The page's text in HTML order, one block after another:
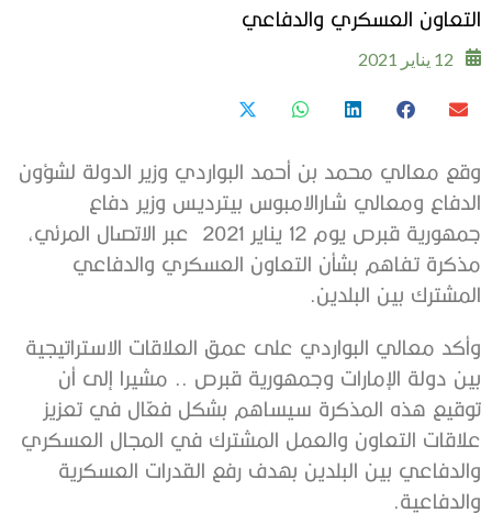
التعاون العسكري والدفاعي
12 يناير 2021
وقع معالي محمد بن أحمد البواردي وزير الدولة لشؤون
الدفاع ومعالي شارالامبوس بيترديس وزير دفاع
جمهورية قبرص يوم 12 يناير 2021 عبر الاتصال المرئي،
مذكرة تفاهم بشأن التعاون العسكري والدفاعي
المشترك بين البلدين.
وأكد معالي البواردي على عمق العلاقات الاستراتيجية
بين دولة الإمارات وجمهورية قبرص .. مشيرا إلى أن
توقيع هذه المذكرة سيساهم بشكل فعّال في تعزيز
علاقات التعاون والعمل المشترك في المجال العسكري
والدفاعي بين البلدين بهدف رفع القدرات العسكرية
والدفاعية.